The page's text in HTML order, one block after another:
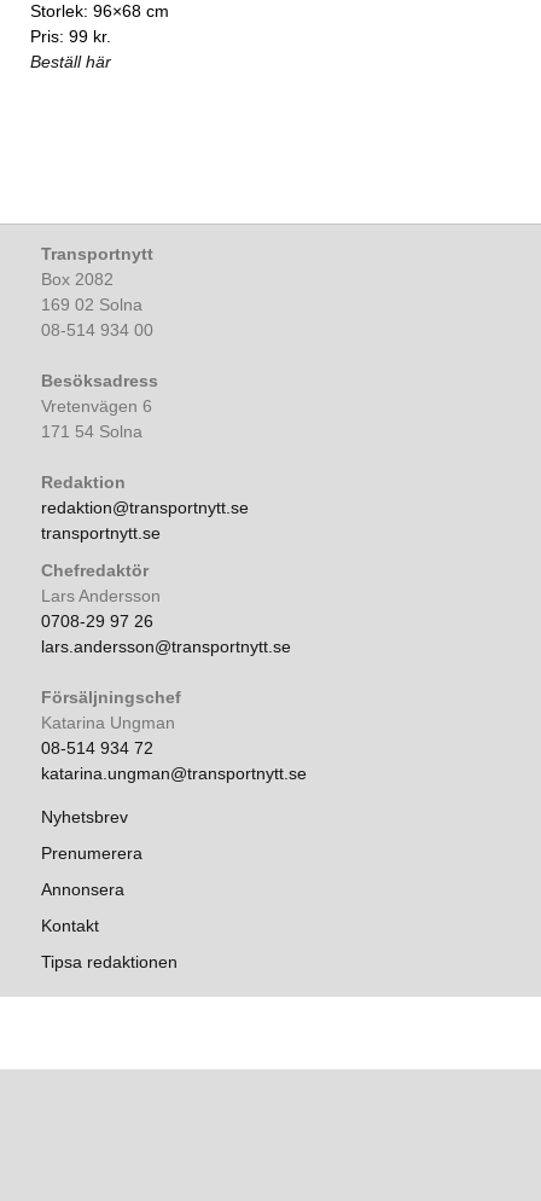
Storlek: 96×68 cm
Pris: 99 kr.
Beställ här
Transportnytt
Box 2082
169 02 Solna
08-514 934 00
Besöksadress
Vretenvägen 6
171 54 Solna
Redaktion
redaktion@transportnytt.se
transportnytt.se
Chefredaktör
Lars Andersson
0708-29 97 26
lars.andersson@transportnytt.se
Försäljningschef
Katarina Ungman
08-514 934 72
katarina.ungman@transportnytt.se
Nyhetsbrev
Prenumerera
Annonsera
Kontakt
Tipsa redaktionen